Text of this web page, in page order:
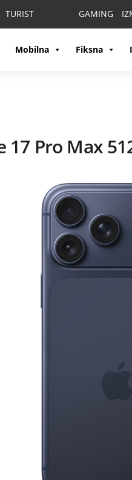
TURIST GAMING
Mobilna Fiksna
17 Pro Max